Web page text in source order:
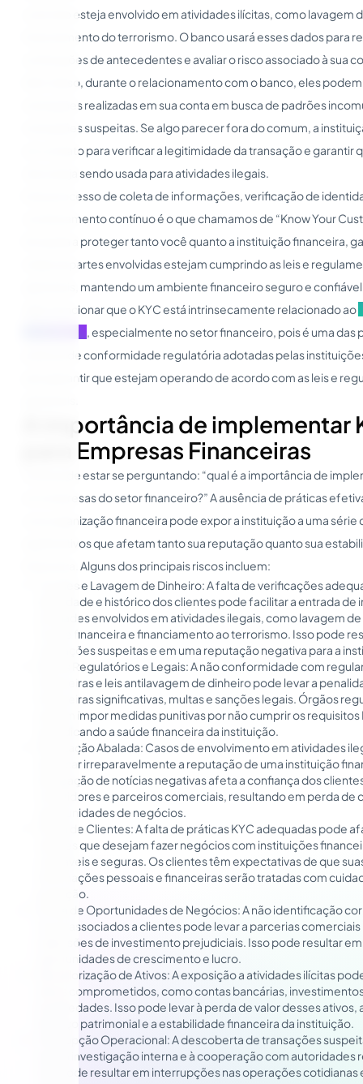
você não esteja envolvido em atividades ilícitas, como lavagem
financiamento do terrorismo. O banco usará esses dados para
verificações de antecedentes e avaliar o risco associado à sua
Além disso, durante o relacionamento com o banco, eles
transações realizadas em sua conta em busca de padrões
transações suspeitas. Se algo parecer fora do comum, a
em contato para verificar a legitimidade da transação e garantir
não esteja sendo usada para atividades ilegais.
Esse processo de coleta de informações, verificação de
monitoramento contínuo é o que chamamos de “Know Your
Ele ajuda a proteger tanto você quanto a instituição financeira,
todas as partes envolvidas estejam cumprindo as leis e
aplicáveis, mantendo um ambiente financeiro seguro e
Vale mencionar que o KYC está intrinsecamente relacionado ao
, especialmente no setor financeiro, pois é uma das
práticas de conformidade regulatória adotadas pelas
para garantir que estejam operando de acordo com as leis e
A importância de implementar
para Empresas Financeiras
Você pode estar se perguntando: “qual é a importância de
em empresas do setor financeiro?” A ausência de práticas
uma organização financeira pode expor a instituição a uma série
significativos que afetam tanto sua reputação quanto sua
financeira. Alguns dos principais riscos incluem:
Fraudes e Lavagem de Dinheiro: A falta de verificações
identidade e histórico dos clientes pode facilitar a entrada de
entidades envolvidos em atividades ilegais, como lavagem
fraude financeira e financiamento ao terrorismo. Isso pode
transações suspeitas e em uma reputação negativa para a
Riscos Regulatórios e Legais: A não conformidade com
financeiras e leis antilavagem de dinheiro pode levar a
financeiras significativas, multas e sanções legais. Órgãos
podem impor medidas punitivas por não cumprir os requisitos
prejudicando a saúde financeira da instituição.
Reputação Abalada: Casos de envolvimento em atividades
danificar irreparavelmente a reputação de uma instituição
divulgação de notícias negativas afeta a confiança dos
investidores e parceiros comerciais, resultando em perda de
oportunidades de negócios.
Perda de Clientes: A falta de práticas KYC adequadas pode
clientes que desejam fazer negócios com instituições
confiáveis e seguras. Os clientes têm expectativas de que
informações pessoais e financeiras serão tratadas com
proteção.
Perda de Oportunidades de Negócios: A não identificação
riscos associados a clientes pode levar a parcerias
a decisões de investimento prejudiciais. Isso pode resultar
oportunidades de crescimento e lucro.
Desvalorização de Ativos: A exposição a atividades ilícitas
ativos comprometidos, como contas bancárias,
propriedades. Isso pode levar à perda de valor desses
balanço patrimonial e a estabilidade financeira da instituição.
Interrupção Operacional: A descoberta de transações
levar à investigação interna e à cooperação com autoridades
Isso pode resultar em interrupções nas operações cotidianas